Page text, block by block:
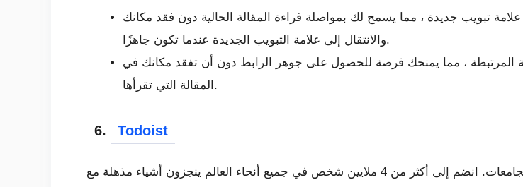
تبويب جديدة ، مما يسمح لك بمواصلة قراءة المقالة الحالية دون فقد مكانك
والانتقال إلى علامة التبويب الجديدة عندما تكون جاهزًا.
المرتبطة ، مما يمنحك فرصة للحصول على جوهر الرابط دون أن تفقد مكانك في
المقالة التي تقرأها.
6. Todoist
هذا أحد التطبيقات الرائعة لجميع طلاب الجامعات. انضم إلى أكثر من 4 ملايين شخص في جميع أنحاء العالم ينجزون أشياء مذهلة مع Todoist – قائمة المهام